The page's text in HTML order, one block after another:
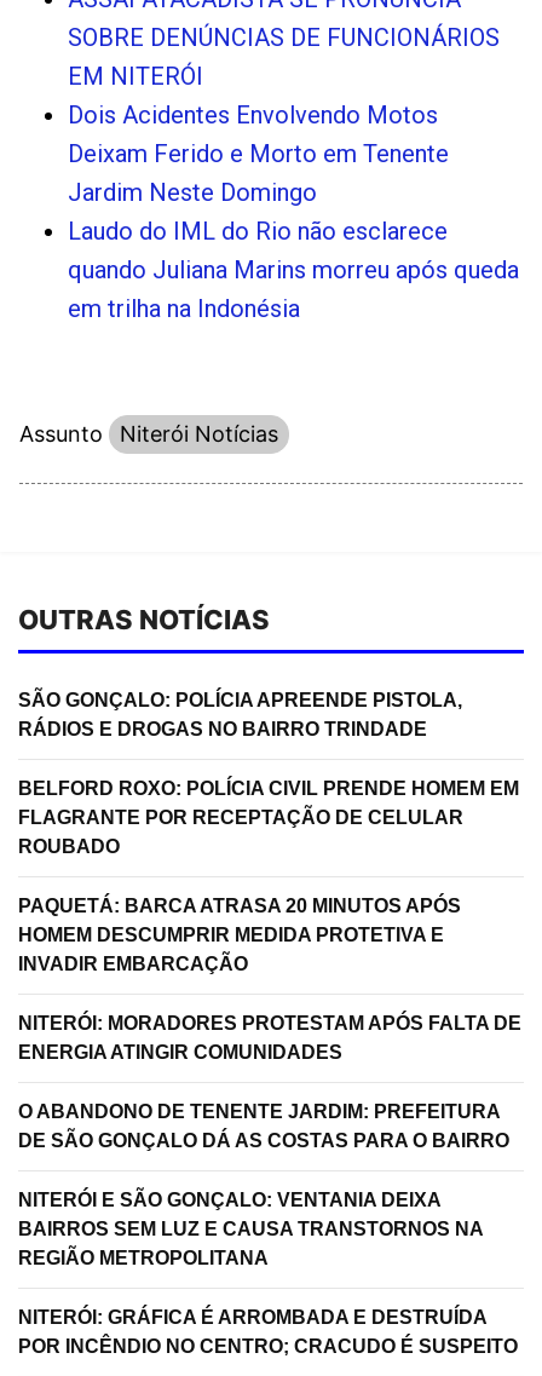
SOBRE DENÚNCIAS DE FUNCIONÁRIOS
EM NITERÓI
Dois Acidentes Envolvendo Motos
Deixam Ferido e Morto em Tenente
Jardim Neste Domingo
Laudo do IML do Rio não esclarece
quando Juliana Marins morreu após queda
em trilha na Indonésia
Assunto Niterói Notícias
OUTRAS NOTÍCIAS
SÃO GONÇALO: POLÍCIA APREENDE PISTOLA,
RÁDIOS E DROGAS NO BAIRRO TRINDADE
BELFORD ROXO: POLÍCIA CIVIL PRENDE HOMEM EM
FLAGRANTE POR RECEPTAÇÃO DE CELULAR
ROUBADO
PAQUETÁ: BARCA ATRASA 20 MINUTOS APÓS
HOMEM DESCUMPRIR MEDIDA PROTETIVA E
INVADIR EMBARCAÇÃO
NITERÓI: MORADORES PROTESTAM APÓS FALTA DE
ENERGIA ATINGIR COMUNIDADES
O ABANDONO DE TENENTE JARDIM: PREFEITURA
DE SÃO GONÇALO DÁ AS COSTAS PARA O BAIRRO
NITERÓI E SÃO GONÇALO: VENTANIA DEIXA
BAIRROS SEM LUZ E CAUSA TRANSTORNOS NA
REGIÃO METROPOLITANA
NITERÓI: GRÁFICA É ARROMBADA E DESTRUÍDA
POR INCÊNDIO NO CENTRO; CRACUDO É SUSPEITO